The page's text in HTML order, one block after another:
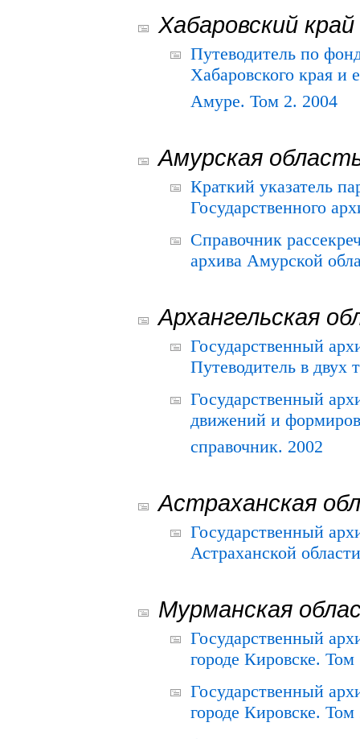
Хабаровский край
Путеводитель по
Хабаровского края и
Амуре. Том 2. 2004
Амурская
Краткий указатель
Государственного
Справочник
архива Амурской
Архангельская
Государственный
Путеводитель в двух
Государственный
движений и
справочник. 2002
Астраханская
Государственный
Астраханской
Мурманская
Государственный
городе Кировске.
Государственный
городе Кировске.